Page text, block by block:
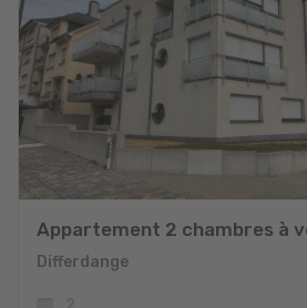
Appartement 2 chambres à
Differdange